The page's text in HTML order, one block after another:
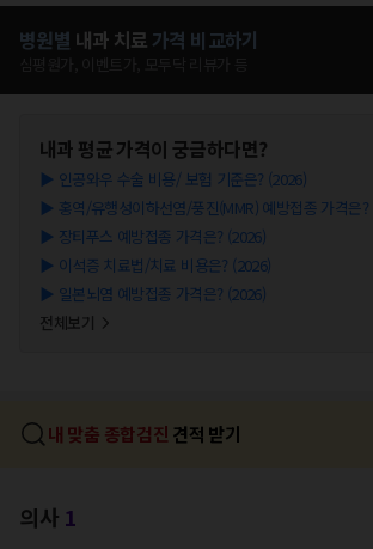
병원별 내과 치료 가격 비교하기
내과 평균 가격이 궁금하다면?
▶ 인공와우 수술 비용/ 보험 기준은? (2026)
▶ 홍역/유행성이하선염/풍진(MMR) 예방접종 가격은?
▶ 장티푸스 예방접종 가격은? (2026)
▶ 이석증 치료법/치료 비용은? (2026)
▶ 일본뇌염 예방접종 가격은? (2026)
전체보기
내 맞춤 종합검진 견적 받기
의사 1